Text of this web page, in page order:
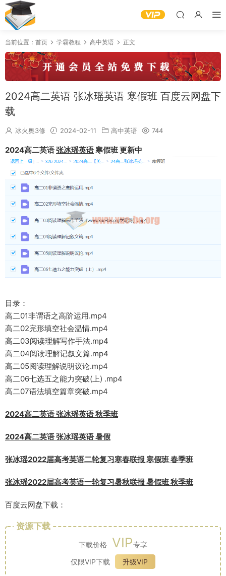
当前位置： 首页 学霸教程 高中英语 正文
2024高二英语 张冰瑶英语 寒假班 百度云网盘下
载
冰火奥3修 2024-02-11 高中英语 744
2024高二英语张冰瑶英语寒假班 更新中
目录：
高二01非谓语之高阶运用.mp4
高二02完形填空社会温情.mp4
高二03阅读理解写作手法.mp4
高二04阅读理解记叙文篇.mp4
高二05阅读理解说明议论.mp4
高二06七选五之能力突破(上) .mp4
高二07语法填空篇章突破.mp4
2024高二英语 张冰瑶英语 秋季班
2024高二英语 张冰瑶英语 暑假
张冰瑶2022届高考英语二轮复习寒春联报 寒假班 春季班
张冰瑶2022届高考英语一轮复习暑秋联报 暑假班 秋季班
百度云网盘下载：
资源下载
下载价格 VIP专享
仅限VIP下载
升级VIP